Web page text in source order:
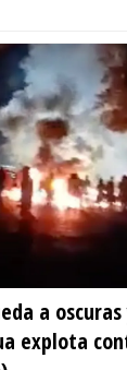
a
explota